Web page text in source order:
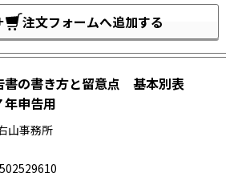
注文フォームへ追加する
書の書き方と留意点 基本別表
申告用
山事務所